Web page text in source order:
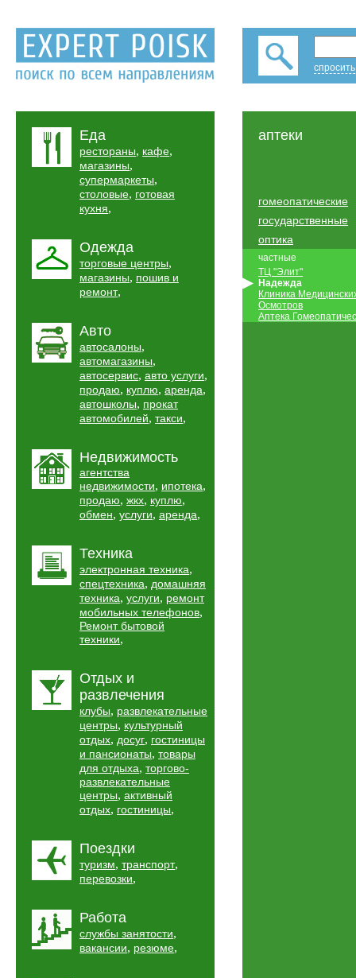
Еда
рестораны, кафе,
магазины,
супермаркеты,
столовые, готовая
кухня,
Одежда
торговые центры,
магазины, пошив и
ремонт,
Авто
автосалоны,
автомагазины,
автосервис, авто услуги,
продаю, куплю, аренда,
автошколы, прокат
автомобилей, такси,
Недвижимость
агентства
недвижимости, ипотека,
продаю, жкх, куплю,
обмен, услуги, аренда,
Техника
электронная техника,
спецтехника, домашняя
техника, услуги, ремонт
мобильных телефонов,
Ремонт бытовой
техники,
Отдых и
развлечения
клубы, развлекательные
центры, культурный
отдых, досуг, гостиницы
и пансионаты, товары
для отдыха, торгово-
развлекательные
центры, активный
отдых, гостиницы,
Поездки
туризм, транспорт,
перевозки,
Работа
службы занятости,
вакансии, резюме,
аптеки
гомеопатические
государственные
оптика
частные
ТЦ "Элит"
Надежда
Клиника
Осмотров
Аптека